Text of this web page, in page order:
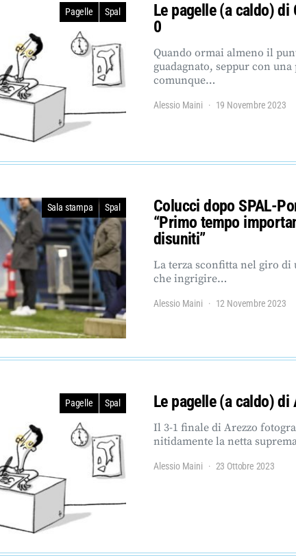
Pagelle Spal
Le pagelle (a caldo) di
0
Quando ormai almeno il
guadagnato, seppur con una
comunque…
Alessio Maini 19 Novembre 2023
Sala stampa Spal
Colucci dopo SPAL-
“Primo tempo
disuniti”
La terza sconfitta nel giro di
che ingrigire…
Alessio Maini 12 Novembre 2023
Pagelle Spal Le pagelle (a caldo) di
Il 3-1 finale di Arezzo
nitidamente la netta
Alessio Maini 23 Ottobre 2023